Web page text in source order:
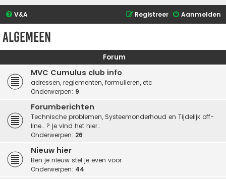
V&A Aanmelden
Registreer
Algemeen
Forum
MVC Cumulus club info
adressen, reglementen, formulieren, etc
Onderwerpen: 9
Forumberichten
Technische problemen, Systeemonderhoud en Tijdelijk off-
line.. ? je vind het hier..
Onderwerpen: 26
Nieuw hier
Ben je nieuw stel je even voor
Onderwerpen: 44